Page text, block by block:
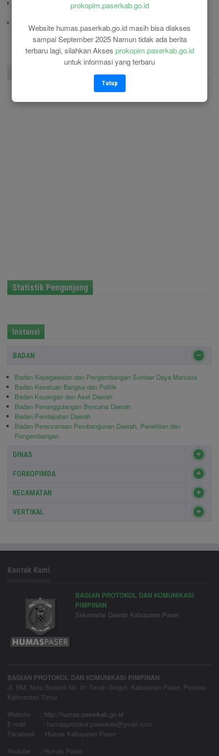
prokopim.paserkab.go.id
Website humas.paserkab.go.id masih bisa diakses
sampai September 2025 Namun tidak ada berita
terbaru lagi, silahkan Akses prokopim.paserkab.go.id
untuk informasi yang terbaru
Tutup
(0543) 21118
Statistik Pengunjung
Instansi
BADAN
Badan Kepegawaian dan Pengembangan Sumber Daya Manusia
Badan Kesatuan Bangsa dan Politik
Badan Keuangan dan Aset Daerah
Badan Penanggulangan Bencana Daerah
Badan Pendapatan Daerah
Badan Perencanaan Pembangunan Daerah, Penelitian dan
Pengembangan
DINAS
FORKOPIMDA
KECAMATAN
VERTIKAL
Kontak Kami
BAGIAN PROTOKOL DAN KOMUNIKASI
PIMPINAN
Sekretariat Daerah Kabupaten Paser
BAGIAN PROTOKOL DAN KOMUNIKASI PIMPINAN
Jl. RM. Noto Sunardi No. 01 Tanah Grogot, Kabupaten Paser, Provinsi
Kalimantan Timur
Website
: http://humas.paserkab.go.id
E-mail : humasprotokol.paserkab@gmail.com
Facebook : Humas Kabupaten Paser
Youtube : Humas Paser